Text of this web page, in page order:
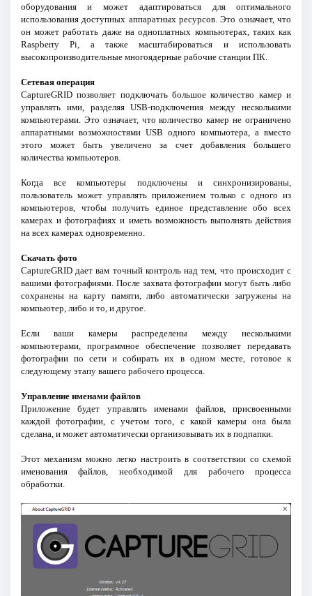
оборудования и может адаптироваться для оптимального
использования доступных аппаратных ресурсов. Это означает, что
он может работать даже на одноплатных компьютерах, таких как
Raspberry Pi, а также масштабироваться и использовать
высокопроизводительные многоядерные рабочие станции ПК.
Сетевая операция
CaptureGRID позволяет подключать большое количество камер и
управлять ими, разделяя USB-подключения между несколькими
компьютерами. Это означает, что количество камер не ограничено
аппаратными возможностями USB одного компьютера, а вместо
этого может быть увеличено за счет добавления большего
количества компьютеров.
Когда все компьютеры подключены и синхронизированы,
пользователь может управлять приложением только с одного из
компьютеров, чтобы получить единое представление обо всех
камерах и фотографиях и иметь возможность выполнять действия
на всех камерах одновременно.
Скачать фото
CaptureGRID дает вам точный контроль над тем, что происходит с
вашими фотографиями. После захвата фотографии могут быть либо
сохранены на карту памяти, либо автоматически загружены на
компьютер, либо и то, и другое.
Если ваши камеры распределены между несколькими
компьютерами, программное обеспечение позволяет передавать
фотографии по сети и собирать их в одном месте, готовое к
следующему этапу вашего рабочего процесса.
Управление именами файлов
Приложение будет управлять именами файлов, присвоенными
каждой фотографии, с учетом того, с какой камеры она была
сделана, и может автоматически организовывать их в подпапки.
Этот механизм можно легко настроить в соответствии со схемой
именования файлов, необходимой для рабочего процесса
обработки.